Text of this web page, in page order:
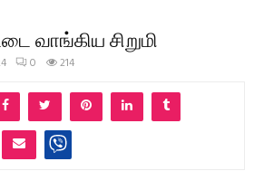
வாங்கிய சிறுமி
0 214